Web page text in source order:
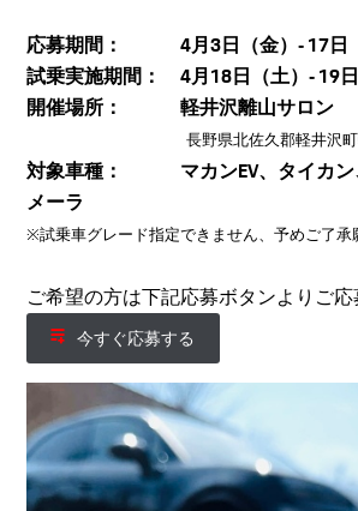
応募期間： 4月3日（金）‐ 17日
試乗実施期間： 4月18日（土）‐ 19日
開催場所： 軽井沢離山サロン
長野県北佐久郡軽井沢町軽井
対象車種： マカンEV、タイカン
メーラ
※試乗車グレード指定できません、予めご了承
ご希望の方は下記応募ボタンよりご応
今すぐ応募する